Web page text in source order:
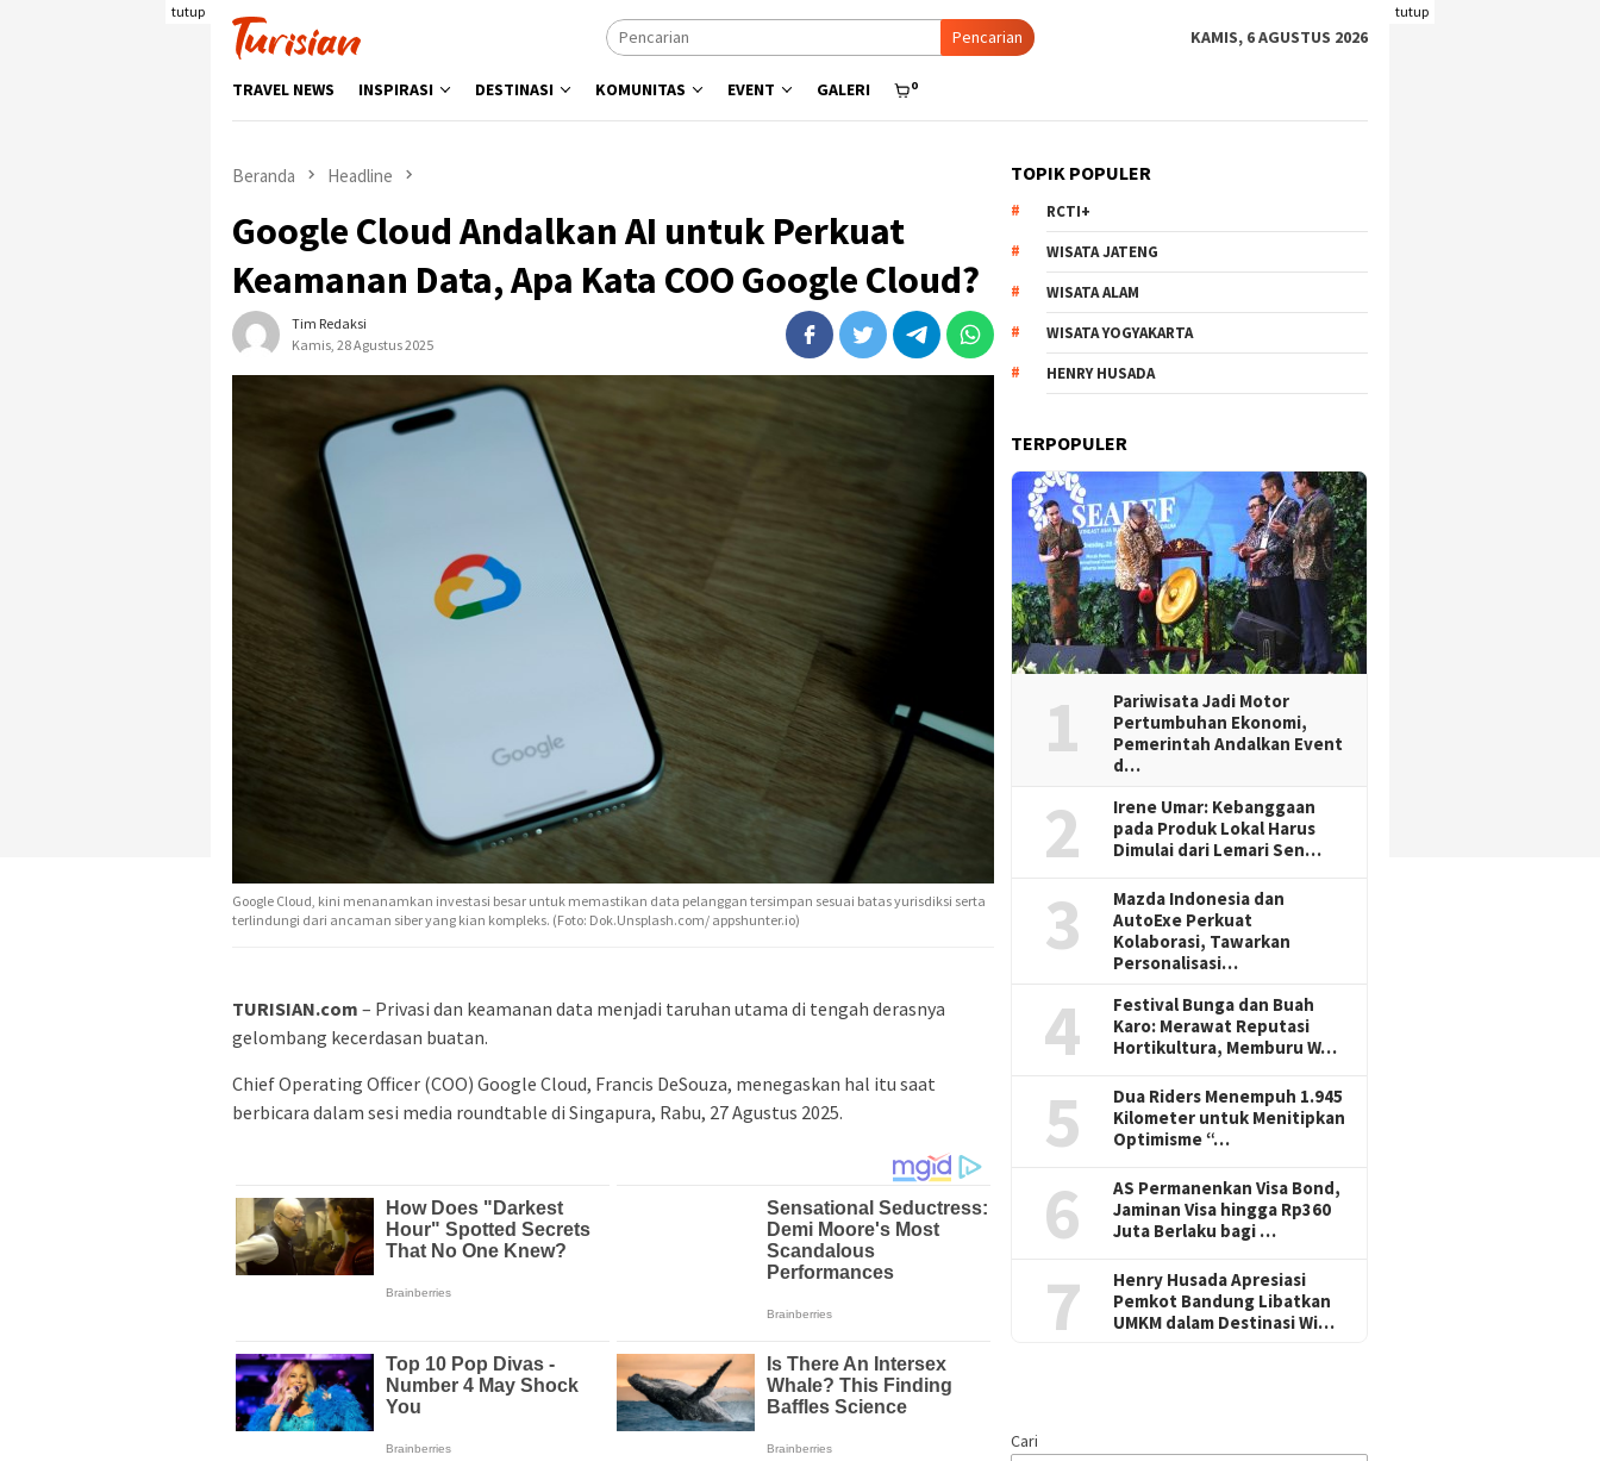
tutup tutup
Pencarian KAMIS, 6 AGUSTUS 2026
TRAVEL NEWS INSPIRASI DESTINASI KOMUNITAS EVENT GALERI 0
Beranda Headline
Google Cloud Andalkan AI untuk Perkuat
Keamanan Data, Apa Kata COO Google Cloud?
Tim Redaksi
Kamis, 28 Agustus 2025
Google Cloud, kini menanamkan investasi besar untuk memastikan data pelanggan tersimpan sesuai batas yurisdiksi serta
terlindungi dari ancaman siber yang kian kompleks. (Foto: Dok.Unsplash.com/ appshunter.io)
TURISIAN.com – Privasi dan keamanan data menjadi taruhan utama di tengah derasnya
gelombang kecerdasan buatan.
Chief Operating Officer (COO) Google Cloud, Francis DeSouza, menegaskan hal itu saat
berbicara dalam sesi media roundtable di Singapura, Rabu, 27 Agustus 2025.
TOPIK POPULER
RCTI+
WISATA JATENG
WISATA ALAM
WISATA YOGYAKARTA
HENRY HUSADA
TERPOPULER
1
Pariwisata Jadi Motor
Pertumbuhan Ekonomi,
Pemerintah Andalkan Event
d…
2
Irene Umar: Kebanggaan
pada Produk Lokal Harus
Dimulai dari Lemari Sen…
3
Mazda Indonesia dan
AutoExe Perkuat
Kolaborasi, Tawarkan
Personalisasi…
4
Festival Bunga dan Buah
Karo: Merawat Reputasi
Hortikultura, Memburu W…
5
Dua Riders Menempuh 1.945
Kilometer untuk Menitipkan
Optimisme “…
6
AS Permanenkan Visa Bond,
Jaminan Visa hingga Rp360
Juta Berlaku bagi …
7
Henry Husada Apresiasi
Pemkot Bandung Libatkan
UMKM dalam Destinasi Wi…
Cari